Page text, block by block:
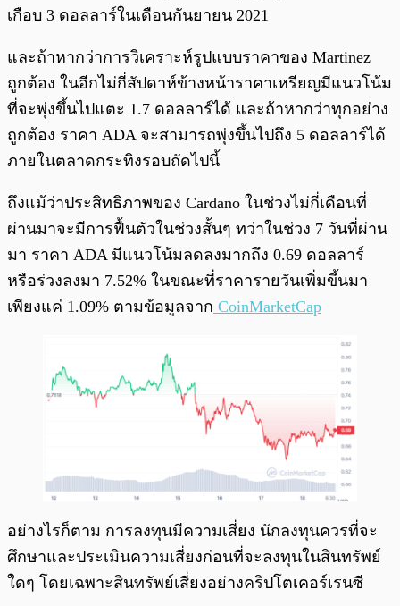
เกือบ 3 ดอลลาร์ในเดือนกันยายน 2021
และถ้าหากว่าการวิเคราะห์รูปแบบราคาของ Martinez
ถูกต้อง ในอีกไม่กี่สัปดาห์ข้างหน้าราคาเหรียญมีแนวโน้ม
ที่จะพุ่งขึ้นไปแตะ 1.7 ดอลลาร์ได้ และถ้าหากว่าทุกอย่าง
ถูกต้อง ราคา ADA จะสามารถพุ่งขึ้นไปถึง 5 ดอลลาร์ได้
ภายในตลาดกระทิงรอบถัดไปนี้
ถึงแม้ว่าประสิทธิภาพของ Cardano ในช่วงไม่กี่เดือนที่
ผ่านมาจะมีการฟื้นตัวในช่วงสั้นๆ ทว่าในช่วง 7 วันที่ผ่าน
มา ราคา ADA มีแนวโน้มลดลงมากถึง 0.69 ดอลลาร์
หรือร่วงลงมา 7.52% ในขณะที่ราคารายวันเพิ่มขึ้นมา
เพียงแค่ 1.09% ตามข้อมูลจาก CoinMarketCap
อย่างไรก็ตาม การลงทุนมีความเสี่ยง นักลงทุนควรที่จะ
ศึกษาและประเมินความเสี่ยงก่อนที่จะลงทุนในสินทรัพย์
ใดๆ โดยเฉพาะสินทรัพย์เสี่ยงอย่างคริปโตเคอร์เรนซี